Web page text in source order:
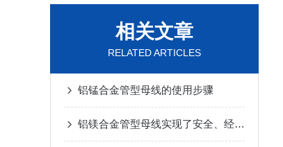
相关文章
RELATED ARTICLES
铝锰合金管型母线的使用步骤
铝镁合金管型母线实现了安全、经济的电能传输